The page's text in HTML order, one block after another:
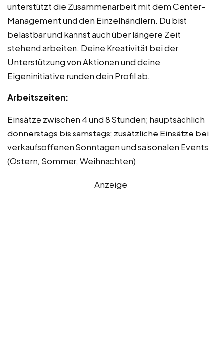
unterstützt die Zusammenarbeit mit dem Center-
Management und den Einzelhändlern. Du bist
belastbar und kannst auch über längere Zeit
stehend arbeiten. Deine Kreativität bei der
Unterstützung von Aktionen und deine
Eigeninitiative runden dein Profil ab.
Arbeitszeiten:
Einsätze zwischen 4 und 8 Stunden; hauptsächlich
donnerstags bis samstags; zusätzliche Einsätze bei
verkaufsoffenen Sonntagen und saisonalen Events
(Ostern, Sommer, Weihnachten)
Anzeige